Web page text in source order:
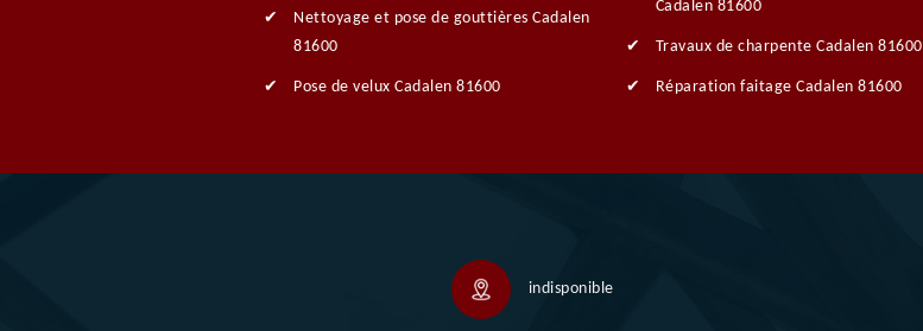
Nettoyage et pose de gouttières Cadalen
81600
Pose de velux Cadalen 81600
Cadalen 81600
Travaux de charpente Cadalen 81600
Réparation faitage Cadalen 81600
indisponible